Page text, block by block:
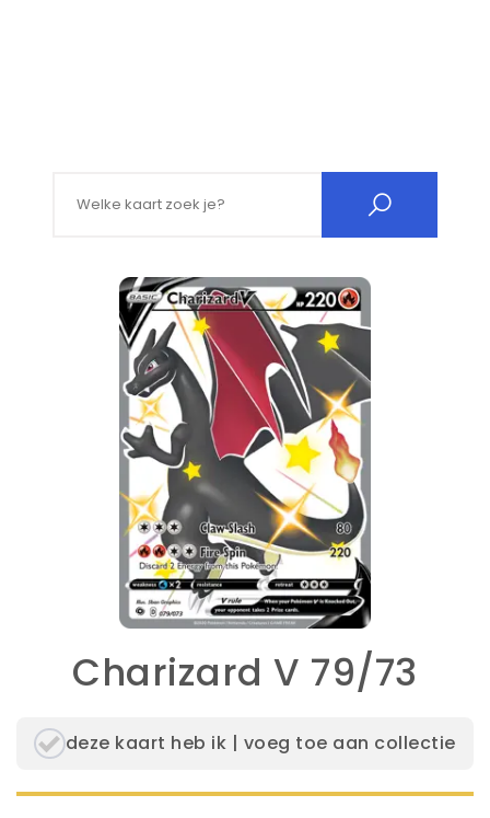
Charizard V 79/73
deze kaart heb ik | voeg toe aan collectie